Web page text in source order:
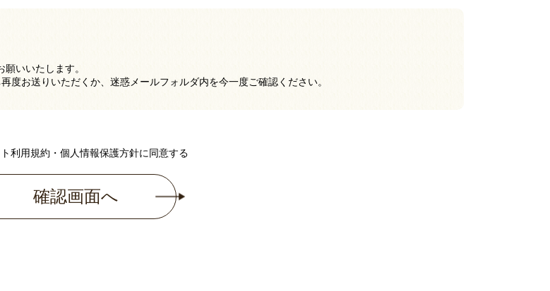
願いいたします。
お送りいただくか、迷惑メールフォルダ内を今一度ご確認ください。
利用規約・個人情報保護方針に同意する